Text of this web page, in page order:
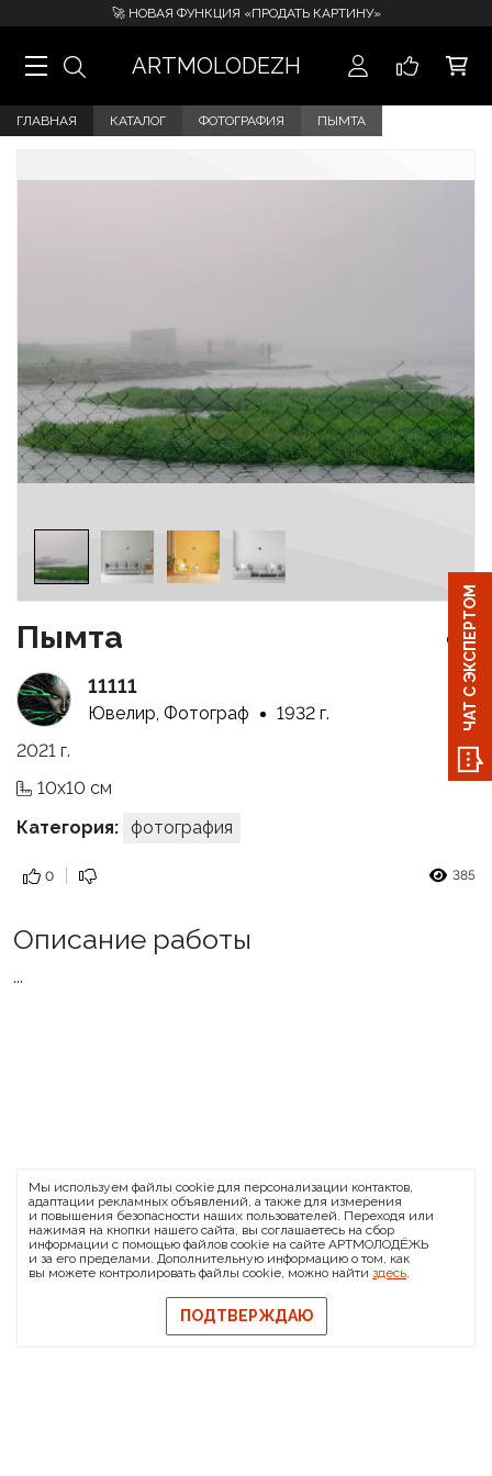
🚀 НОВАЯ ФУНКЦИЯ «ПРОДАТЬ КАРТИНУ»
ARTMOLODEZH
ГЛАВНАЯ КАТАЛОГ ФОТОГРАФИЯ ПЫМТА
Пымта
11111
Ювелир, Фотограф
1932 г.
2021 г.
10x10 см
Категория: фотография
0 385
Описание работы
...
О проекте FAQ
Банковские реквизиты
Сообщить о баге
© 2026 АРТМОЛОДЁЖЬ
Политика конфиденциальности
Политика обмена и возврата
Свидетельство на товарный знак
Публичная оферта
ЧАТ С ЭКСПЕРТОМ
Мы используем файлы cookie для персонализации контактов,
адаптации рекламных объявлений, а также для измерения
и повышения безопасности наших пользователей. Переходя или
нажимая на кнопки нашего сайта, вы соглашаетесь на сбор
информации с помощью файлов cookie на сайте АРТМОЛОДЁЖЬ
и за его пределами. Дополнительную информацию о том, как
вы можете контролировать файлы cookie, можно найти здесь.
ПОДТВЕРЖДАЮ